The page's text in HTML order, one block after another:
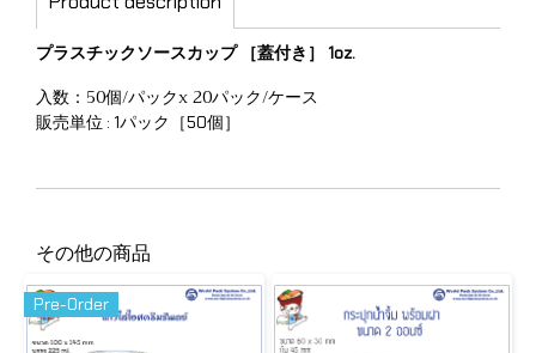
プラスチックソースカップ ［蓋付き］ 1oz.
入数：50個/パックx 20パック/ケース
販売単位 : 1パック［50個］
その他の商品
Pre-Order